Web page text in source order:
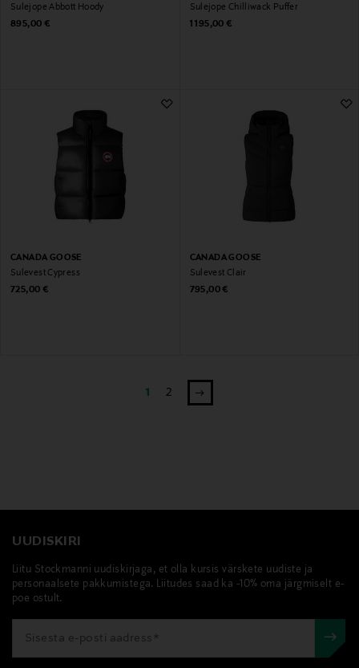
Sulejope Abbott Hoody
Original Price
895,00 €
Sulejope Chilliwack Puffer
Original Price
1 195,00 €
CANADA GOOSE
Sulevest Cypress
Original Price
725,00 €
CANADA GOOSE
Sulevest Clair
Original Price
795,00 €
1 2
UUDISKIRI
Liitu Stockmanni uudiskirjaga, et olla kursis värskete uudiste ja
personaalsete pakkumistega. Liitudes saad ka -10% oma järgmiselt e-
poe ostult.